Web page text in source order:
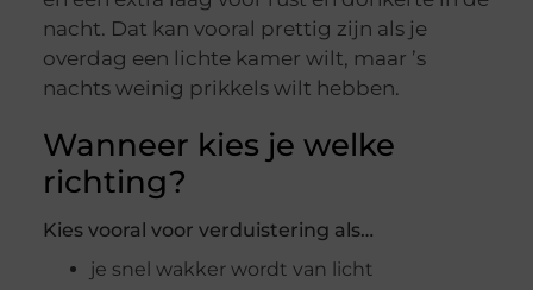
nacht. Dat kan vooral prettig zijn als je
overdag een lichte kamer wilt, maar ’s
nachts weinig prikkels wilt hebben.
Wanneer kies je welke
richting?
Kies vooral voor verduistering als…
je snel wakker wordt van licht